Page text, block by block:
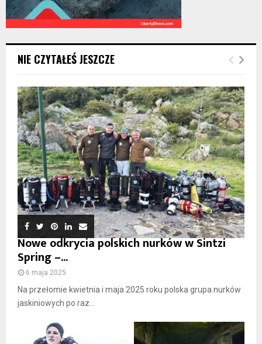
NIE CZYTAŁEŚ JESZCZE
Nowe odkrycia polskich nurków w Sintzi
Spring –...
6 maja 2025
Na przełomie kwietnia i maja 2025 roku polska grupa nurków
jaskiniowych po raz...